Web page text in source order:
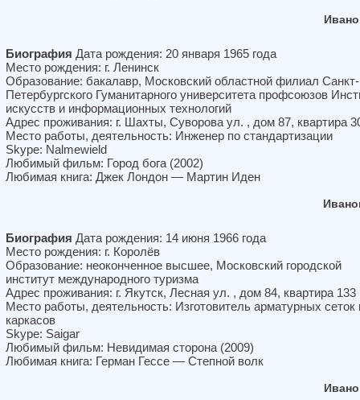
Биография Дата рождения: 20 января 1965 года
Место рождения: г. Ленинск
Образование: бакалавр, Московский областной филиал Санкт-
Петербургского Гуманитарного университета профсоюзов
искусств и информационных технологий
Адрес проживания: г. Шахты, Суворова ул. , дом 87, квартира
Место работы, деятельность: Инженер по стандартизации
Skype: Nalmewield
Любимый фильм: Город бога (2002)
Любимая книга: Джек Лондон — Мартин Иден
Биография Дата рождения: 14 июня 1966 года
Место рождения: г. Королёв
Образование: неоконченное высшее, Московский городской
институт международного туризма
Адрес проживания: г. Якутск, Лесная ул. , дом 84, квартира 133
Место работы, деятельность: Изготовитель арматурных сеток
каркасов
Skype: Saigar
Любимый фильм: Невидимая сторона (2009)
Любимая книга: Герман Гессе — Степной волк